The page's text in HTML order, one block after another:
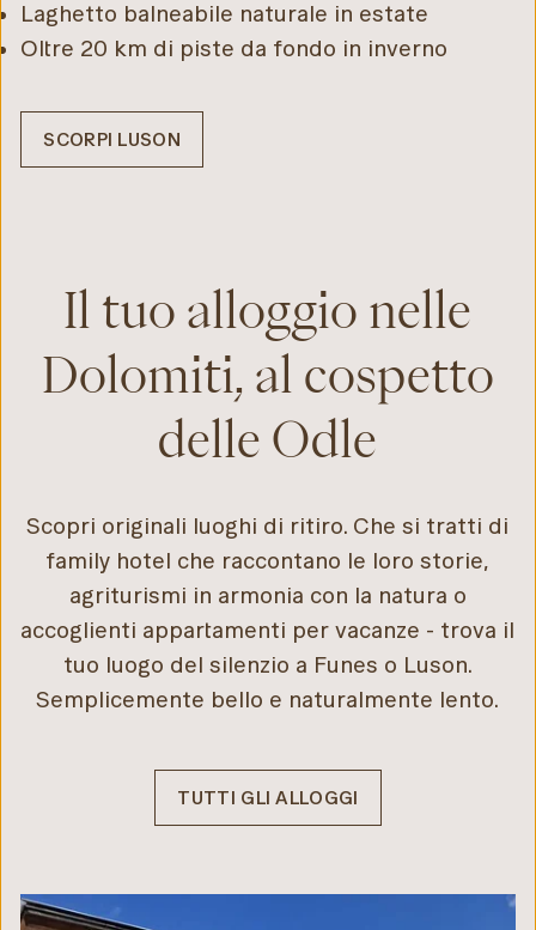
Laghetto balneabile naturale in estate
Oltre 20 km di piste da fondo in inverno
SCORPI LUSON
Il tuo alloggio nelle
Dolomiti, al cospetto
delle Odle
Scopri originali luoghi di ritiro. Che si tratti di
family hotel che raccontano le loro storie,
agriturismi in armonia con la natura o
accoglienti appartamenti per vacanze - trova il
tuo luogo del silenzio a Funes o Luson.
Semplicemente bello e naturalmente lento.
TUTTI GLI ALLOGGI